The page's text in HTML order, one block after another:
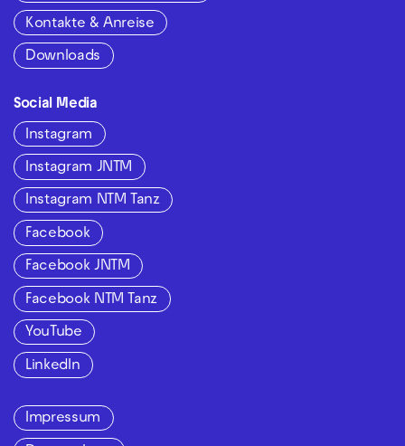
Kontakte & Anreise
Downloads
Social Media
Instagram
Instagram JNTM
Instagram NTM Tanz
Facebook
Facebook JNTM
Facebook NTM Tanz
YouTube
LinkedIn
Impressum